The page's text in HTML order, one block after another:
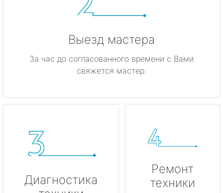
Выезд мастера
За час до согласованного времени с Вами
свяжется мастер.
Диагностика
Ремонт
техники